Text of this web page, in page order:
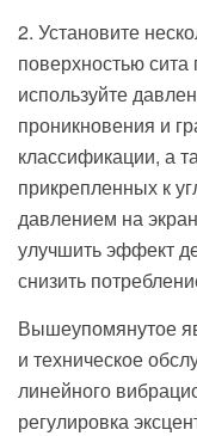
2. Установите
поверхностью
используйте
проникновения и
классификации, а
прикрепленных к
давлением на
улучшить эффект
снизить
Вышеупомянутое
и техническое
линейного
регулировка